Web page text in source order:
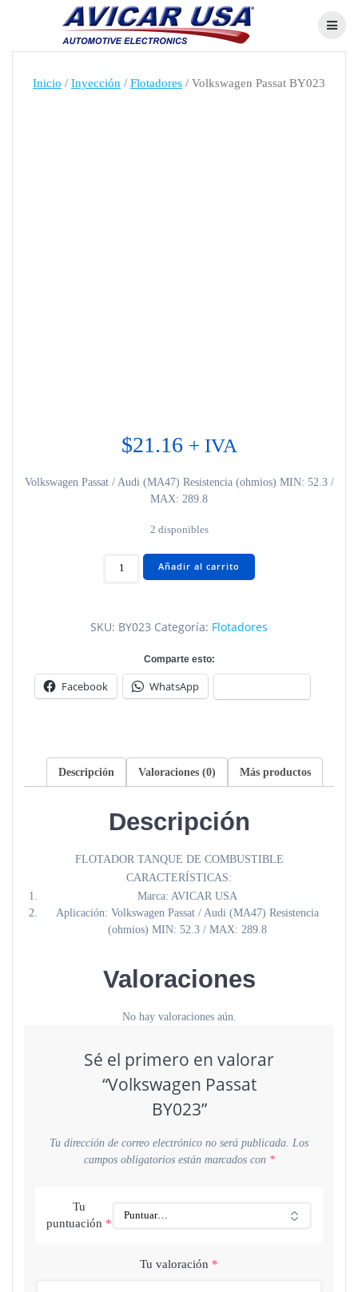
Skip
to
content
Inicio / Inyección / Flotadores / Volkswagen Passat BY023
$21.16 + IVA
Volkswagen Passat / Audi (MA47) Resistencia (ohmios) MIN: 52.3 /
MAX: 289.8
2 disponibles
Volkswagen
Passat
Añadir al carrito
SKU: BY023 Categoría: Flotadores
Comparte esto:
Facebook WhatsApp
Descripción Valoraciones (0) Más productos
Descripción
FLOTADOR TANQUE DE COMBUSTIBLE
CARACTERÍSTICAS:
Marca: AVICAR USA
Aplicación: Volkswagen Passat / Audi (MA47) Resistencia
(ohmios) MIN: 52.3 / MAX: 289.8
Valoraciones
No hay valoraciones aún.
Sé el primero en valorar
“Volkswagen Passat
BY023”
Tu dirección de correo electrónico no será publicada. Los
campos obligatorios están marcados con *
Tu
puntuación *
Tu valoración *